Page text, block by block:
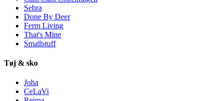
Sebra
Done By Deer
Ferm Living
That's Mine
Smallstuff
Tøj & sko
Joha
CeLaVi